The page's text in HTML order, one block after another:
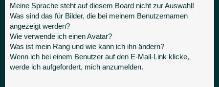
Meine Sprache steht auf diesem Board nicht zur Auswahl!
Was sind das für Bilder, die bei meinem Benutzernamen
angezeigt werden?
Wie verwende ich einen Avatar?
Was ist mein Rang und wie kann ich ihn ändern?
Wenn ich bei einem Benutzer auf den E-Mail-Link klicke,
werde ich aufgefordert, mich anzumelden.